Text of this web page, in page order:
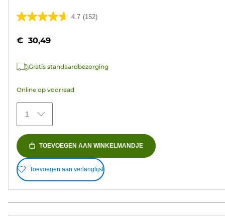
4.7 (152)
4.7
de
sterren.
beoordelingen
€ 30,49
Gratis standaardbezorging
Online op voorraad
1
TOEVOEGEN AAN WINKELMANDJE
Toevoegen aan verlanglijst